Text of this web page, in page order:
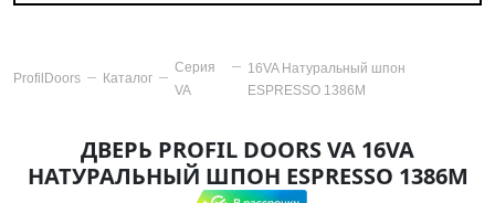
ProfilDoors Каталог
Серия
VA
16VA Натуральный шпон
ESPRESSO 1386M
ДВЕРЬ PROFIL DOORS VA 16VA
НАТУРАЛЬНЫЙ ШПОН ESPRESSO 1386M